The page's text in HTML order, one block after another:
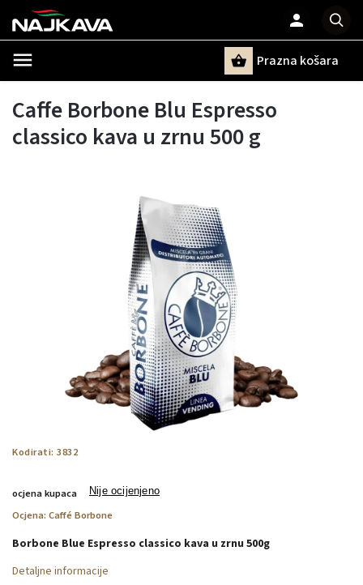
Prazna košara
Caffe Borbone Blu Espresso
classico kava u zrnu 500 g
Kodirati: 3832
ocjena kupaca Nije ocijenjeno
Ocjena: Caffé Borbone
Borbone Blue Espresso classico kava u zrnu 500g
Detaljne informacije